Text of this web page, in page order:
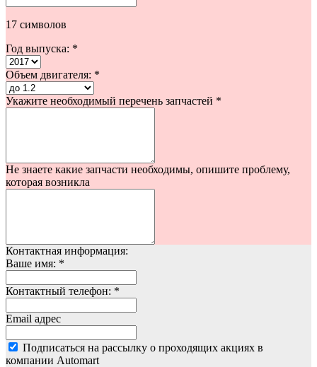
17 символов
Год выпуска: *
Объем двигателя: *
Укажите необходимый перечень запчастей *
Не знаете какие запчасти необходимы, опишите проблему,
которая возникла
Контактная информация:
Ваше имя: *
Контактный телефон: *
Email адрес
Подписаться на рассылку о проходящих акциях в
компании Automart